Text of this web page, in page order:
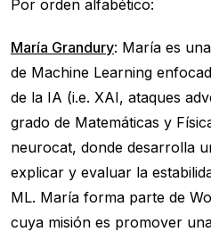
Por orden alfabético:
María Grandury: María es
de Machine Learning
de la IA (i.e. XAI, ataques
grado de Matemáticas y
neurocat, donde desarrolla
explicar y evaluar la
ML. María forma parte de
cuya misión es promover